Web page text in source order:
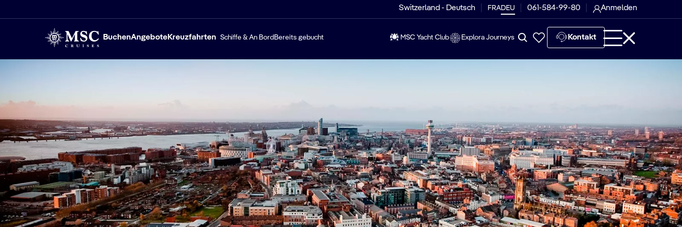
Switzerland - Deutsch FRADEU 061-584-99-80 Anmelden
BuchenAngeboteKreuzfahrten Schiffe & An Bord Bereits gebucht MSC Yacht Club Explora Journeys Kontakt